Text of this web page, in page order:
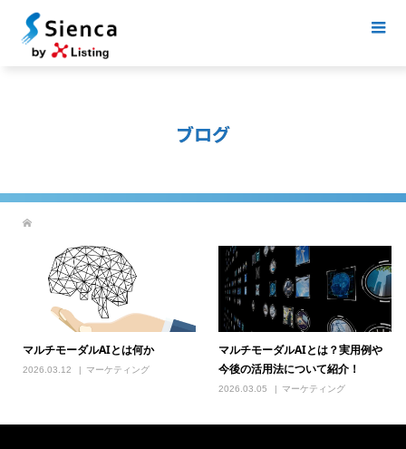
ブログ
マルチモーダルAIとは何か
2026.03.12 マーケティング
マルチモーダルAIとは？実用例や
今後の活用法について紹介！
2026.03.05 マーケティング